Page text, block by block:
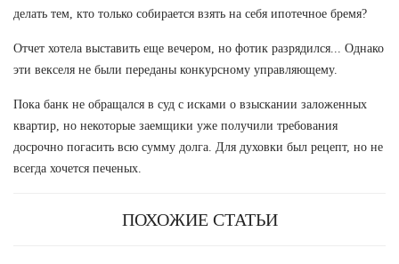
делать тем, кто только собирается взять на себя ипотечное бремя?
Отчет хотела выставить еще вечером, но фотик разрядился... Однако
эти векселя не были переданы конкурсному управляющему.
Пока банк не обращался в суд с исками о взыскании заложенных
квартир, но некоторые заемщики уже получили требования
досрочно погасить всю сумму долга. Для духовки был рецепт, но не
всегда хочется печеных.
ПОХОЖИЕ СТАТЬИ